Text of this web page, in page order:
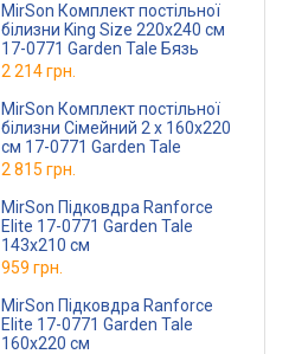
MirSon Комплект постільної
білизни King Size 220х240 см
17-0771 Garden Tale Бязь
2 214 грн.
MirSon Комплект постільної
білизни Сімейний 2 x 160x220
см 17-0771 Garden Tale
2 815 грн.
MirSon Підковдра Ranforce
Elite 17-0771 Garden Tale
143х210 см
959 грн.
MirSon Підковдра Ranforce
Elite 17-0771 Garden Tale
160х220 см